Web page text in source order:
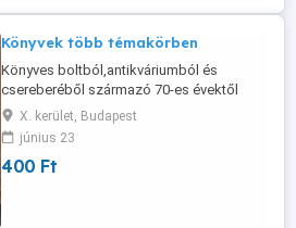
Könyvek több témakörben
Könyves boltból,antikváriumból és
csereberéből származó 70-es évektől
induló,Retro könyvek ,a fotón látható
állapotban. Nem lomis! 400ft.-tól.... Pesten
átvehető..vagy GLS,..Posta
X. kerület, Budapest
június 23
400 Ft